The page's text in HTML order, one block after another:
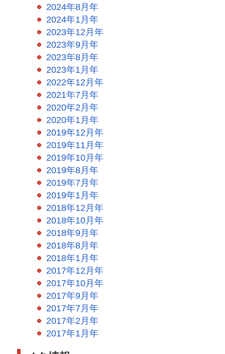
2024年8月年
2024年1月年
2023年12月年
2023年9月年
2023年8月年
2023年1月年
2022年12月年
2021年7月年
2020年2月年
2020年1月年
2019年12月年
2019年11月年
2019年10月年
2019年8月年
2019年7月年
2019年1月年
2018年12月年
2018年10月年
2018年9月年
2018年8月年
2018年1月年
2017年12月年
2017年10月年
2017年9月年
2017年7月年
2017年2月年
2017年1月年